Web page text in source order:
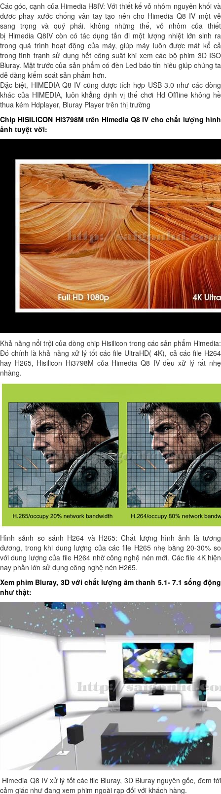
Các góc, cạnh của Himedia H8IV: Với thiết kế vỏ nhôm nguyên khối và
đươc phay xước chống vân tay tạo nên cho Himedia Q8 IV một vẻ
sang trọng và quý phái. không những thế, vỏ nhôm của thiết
bị Himedia Q8IV còn có tác dụng tản đi một lượng nhiệt lớn sinh ra
trong quá trình hoạt động của máy, giúp máy luôn được mát kể cả
trong tình trạnh sử dụng hết công suât khi xem các bộ phim 3D ISO
Bluray. Mặt trước của sản phẩm có đèn Led báo tín hiêu giúp chúng ta
dễ dàng kiểm soát sản phẩm hơn.
Đặc biệt, HIMEDIA Q8 IV cũng được tích hợp USB 3.0 như các dòng
khác của HIMEDIA, luôn khẳng định vị thế chơi Hd Offline không hề
thua kém Hdplayer, Bluray Player trên thị trường
Chip HISILICON Hi3798M trên Himedia Q8 IV cho chất lượng hình
ảnh tuyệt vời:
Khả năng nổi trội của dòng chip Hisilicon trong các sản phẩm Himedia:
Đó chính là khả năng xử lý tốt các file UltraHD( 4K), cả các file H264
hay H265, Hisilicon Hi3798M của Himedia Q8 IV đều xử lý rất nhẹ
nhàng.
Hình sảnh so sánh H264 và H265: Chất lượng hình ảnh là tương
đương, trong khi dung lượng của các file H265 nhẹ bằng 20-30% so
với dung lượng của file H264 nhờ công nghệ nén mới. Các file 4K hiện
nay phần lớn sử dụng công nghệ nén H265.
Xem phim Bluray, 3D với chất lượng âm thanh 5.1- 7.1 sống động
như thật:
Himedia Q8 IV xử lý tốt các file Bluray, 3D Bluray nguyên gốc, đem tới
cảm giác như đang xem phim ngoài rạp đối với khách hàng.